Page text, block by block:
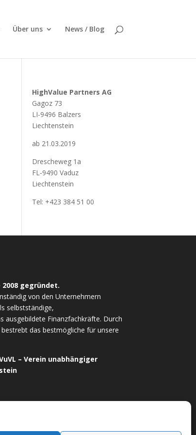
Über uns News / Blog
HighValue Partners AG
Gagoz 73
LI-9496 Balzers
Liechtenstein
ab 21.03.2019
Drescheweg 1a
FL-9490 Vaduz
Liechtenstein
Tel: +423 384 51 00
2008 gegründet.
von den Unternehmern
selbstständige,
ausgebildete Finanzfachkräfte. Durch
das bestmögliche für unsere
– Verein unabhängiger